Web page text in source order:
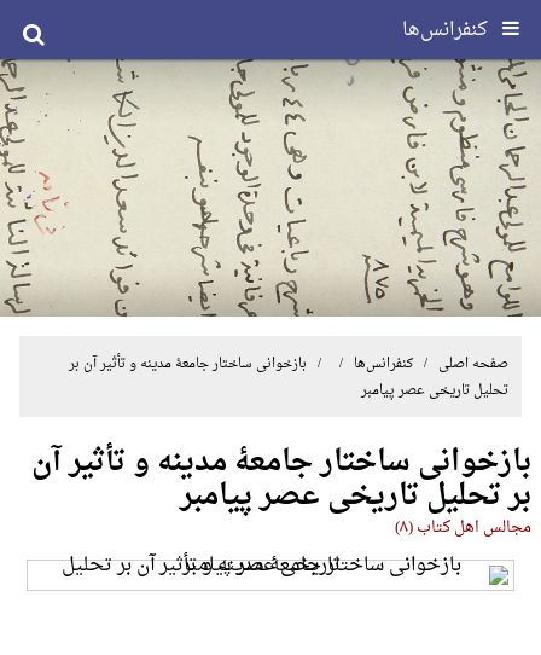
کنفرانس‌ها
صفحه اصلی /کنفرانس‌ها / / بازخوانی ساختار جامعۀ مدینه و تأثیر آن بر
تحلیل تاریخی عصر پیامبر
بازخوانی ساختار جامعۀ مدینه و تأثیر آن
بر تحلیل تاریخی عصر پیامبر
مجالس اهل کتاب (۸)